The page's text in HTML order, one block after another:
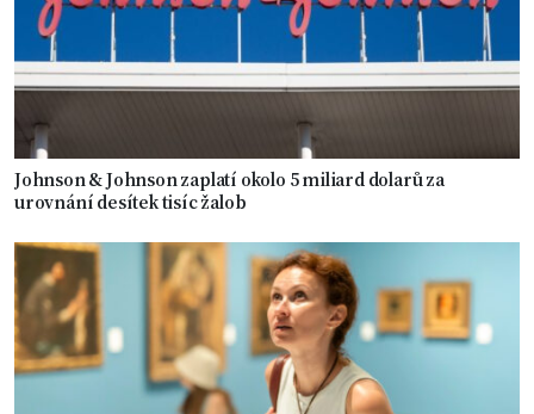
Johnson & Johnson zaplatí okolo 5 miliard dolarů za
urovnání desítek tisíc žalob